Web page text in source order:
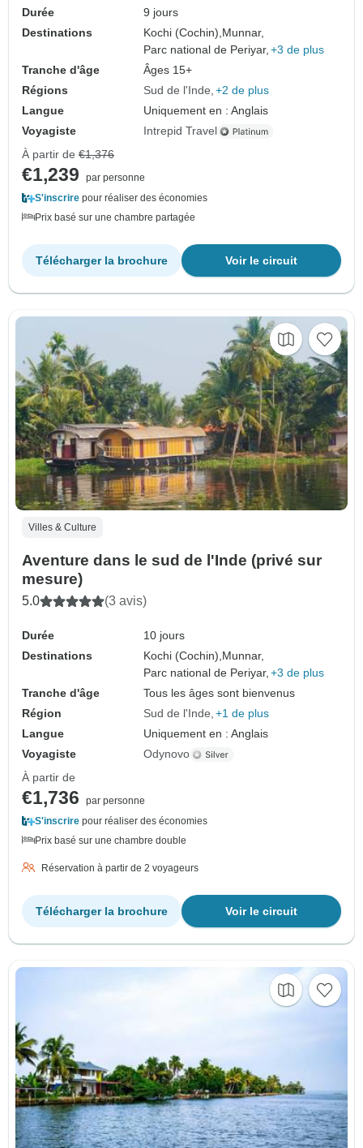
Durée
9 jours
Destinations
Kochi (Cochin), Munnar,
Parc national de Periyar, +3 de plus
Tranche d'âge
Âges 15+
Régions
Sud de l'Inde +2 de plus
Langue
Uniquement en : Anglais
Voyagiste
Intrepid Travel
À partir de €1,376
€1,239
par personne
S'inscrire pour réaliser des économies
Prix basé sur une chambre partagée
Voir le circuit
Télécharger la brochure
Villes & Culture
Aventure dans le sud de l'Inde (privé sur
mesure)
5.0 (3 avis)
Durée
10 jours
Destinations
Kochi (Cochin),Munnar,
Parc national de Periyar, +3 de plus
Tranche d'âge
Tous les âges sont bienvenus
Région
Sud de l'Inde +1 de plus
Langue
Uniquement en : Anglais
Voyagiste
Odynovo
À partir de
€1,736
par personne
S'inscrire pour réaliser des économies
Prix basé sur une chambre double
Réservation à partir de 2 voyageurs
Voir le circuit
Télécharger la brochure